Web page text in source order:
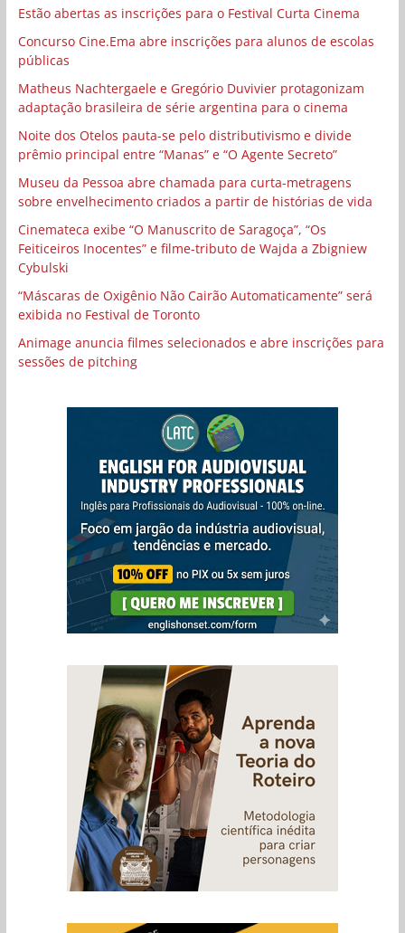
Estão abertas as inscrições para o Festival Curta Cinema
Concurso Cine.Ema abre inscrições para alunos de escolas
públicas
Matheus Nachtergaele e Gregório Duvivier protagonizam
adaptação brasileira de série argentina para o cinema
Noite dos Otelos pauta-se pelo distributivismo e divide
prêmio principal entre “Manas” e “O Agente Secreto”
Museu da Pessoa abre chamada para curta-metragens
sobre envelhecimento criados a partir de histórias de vida
Cinemateca exibe “O Manuscrito de Saragoça”, “Os
Feiticeiros Inocentes” e filme-tributo de Wajda a Zbigniew
Cybulski
“Máscaras de Oxigênio Não Cairão Automaticamente” será
exibida no Festival de Toronto
Animage anuncia filmes selecionados e abre inscrições para
sessões de pitching